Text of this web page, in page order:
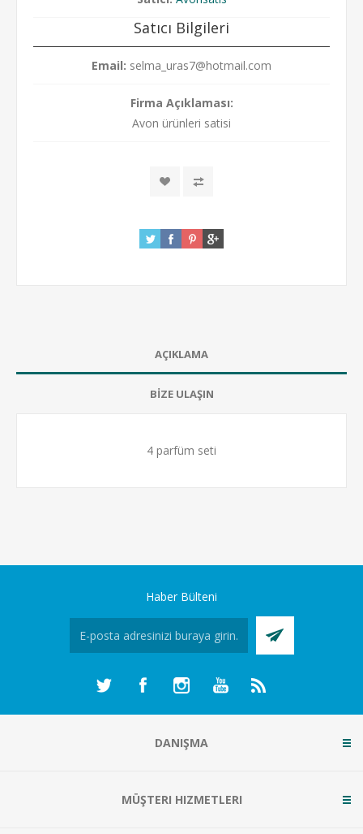
Satıcı Bilgileri
Email: selma_uras7@hotmail.com
Firma Açıklaması:
Avon ürünleri satisi
AÇIKLAMA
BİZE ULAŞIN
4 parfüm seti
Haber Bülteni
DANIŞMA
MÜŞTERI HIZMETLERI